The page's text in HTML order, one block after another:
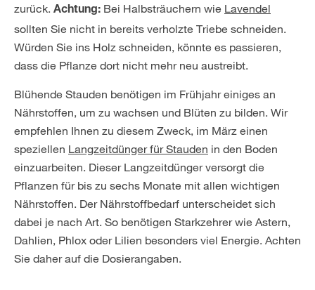
zurück. Achtung: Bei Halbsträuchern wie Lavendel
sollten Sie nicht in bereits verholzte Triebe schneiden.
Würden Sie ins Holz schneiden, könnte es passieren,
dass die Pflanze dort nicht mehr neu austreibt.
Blühende Stauden benötigen im Frühjahr einiges an
Nährstoffen, um zu wachsen und Blüten zu bilden. Wir
empfehlen Ihnen zu diesem Zweck, im März einen
speziellen Langzeitdünger für Stauden in den Boden
einzuarbeiten. Dieser Langzeitdünger versorgt die
Pflanzen für bis zu sechs Monate mit allen wichtigen
Nährstoffen. Der Nährstoffbedarf unterscheidet sich
dabei je nach Art. So benötigen Starkzehrer wie Astern,
Dahlien, Phlox oder Lilien besonders viel Energie. Achten
Sie daher auf die Dosierangaben.